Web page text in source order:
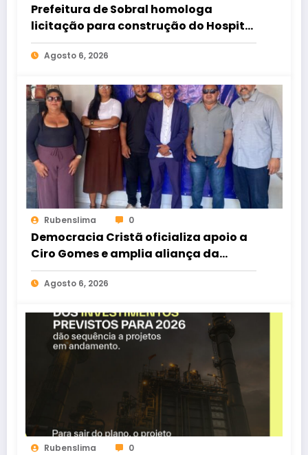
Prefeitura de Sobral homologa
licitação para construção do Hospital
de Taperuaba
Agosto 6, 2026
Rubenslima 0
Democracia Cristã oficializa apoio a
Ciro Gomes e amplia aliança da
oposição no Ceará
Agosto 6, 2026
Rubenslima 0